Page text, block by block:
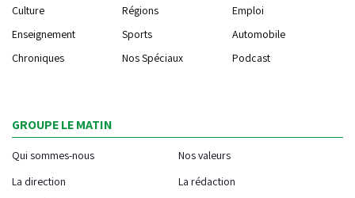
Culture
Régions
Emploi
Enseignement
Sports
Automobile
Chroniques
Nos Spéciaux Podcast
GROUPE LE MATIN
Qui sommes-nous
Nos valeurs
La direction
La rédaction